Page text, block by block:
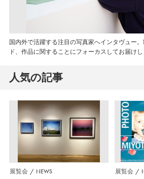
国内外で活躍する注目の写真家へインタヴュー
ド、作品に関することにフォーカスしてお届けし
人気の記事
展覧会 NEWS 展覧会